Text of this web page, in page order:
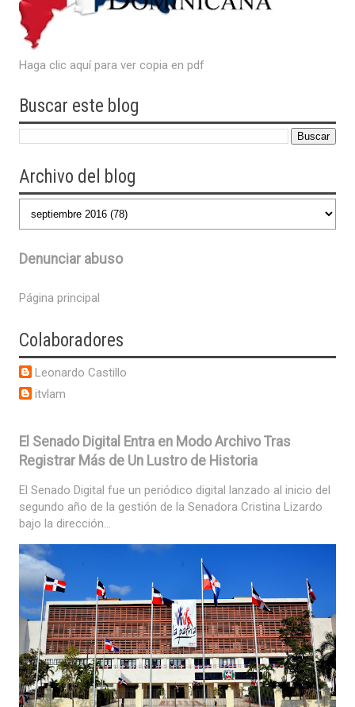
Haga clic aquí para ver copia en pdf
Buscar este blog
Archivo del blog
Denunciar abuso
Página principal
Colaboradores
Leonardo Castillo
itvlam
El Senado Digital Entra en Modo Archivo Tras
Registrar Más de Un Lustro de Historia
El Senado Digital fue un periódico digital lanzado al inicio del
segundo año de la gestión de la Senadora Cristina Lizardo
bajo la dirección...